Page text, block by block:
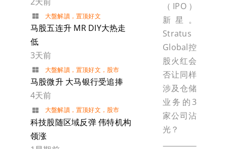
大盤解讀， 置顶好文
马股五连升 MR DIY大热走
低
3天前
大盤解讀， 置顶好文 ， 股市
马股微升 大马银行受追捧
4天前
大盤解讀， 置顶好文 ，股市
科技股随区域反弹 伟特机构
领涨
（IPO）
新星。
Stratus
Global控
股火红会
否让同样
涉及仓储
业务的3
家公司沾
光？